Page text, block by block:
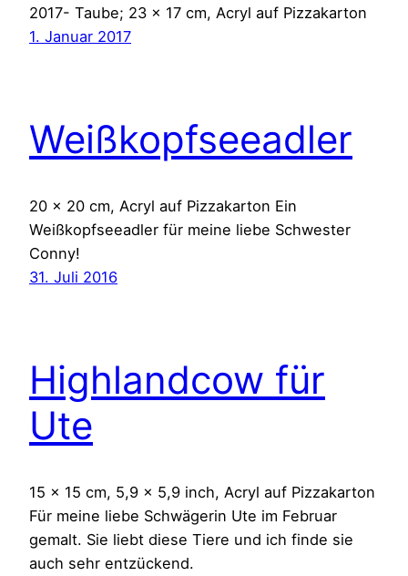
2017- Taube; 23 x 17 cm, Acryl auf Pizzakarton
1. Januar 2017
Weißkopfseeadler
20 x 20 cm, Acryl auf Pizzakarton Ein
Weißkopfseeadler für meine liebe Schwester
Conny!
31. Juli 2016
Highlandcow für
Ute
15 x 15 cm, 5,9 x 5,9 inch, Acryl auf Pizzakarton
Für meine liebe Schwägerin Ute im Februar
gemalt. Sie liebt diese Tiere und ich finde sie
auch sehr entzückend.